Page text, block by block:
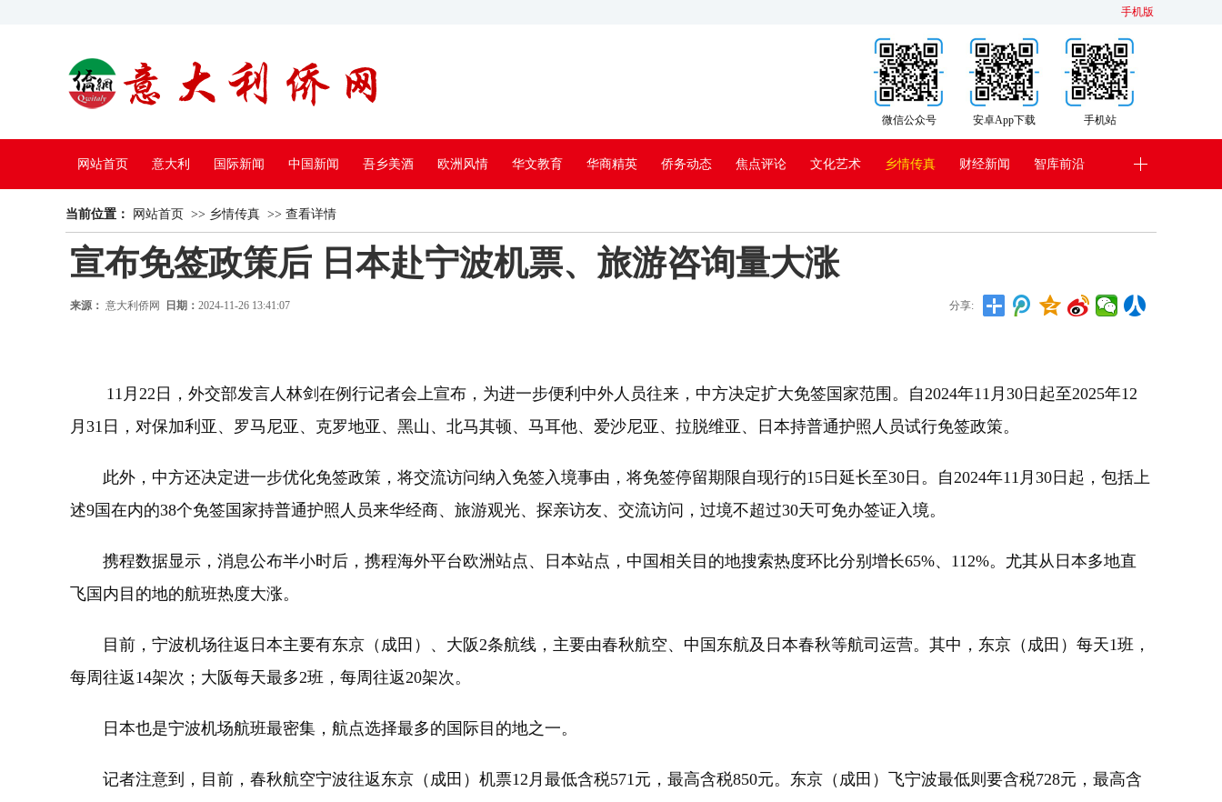
手机版
手机站
安卓App下载
微信公众号
网站首页 意大利 国际新闻 中国新闻 吾乡美酒 欧洲风情 华文教育 华商精英 侨务动态 焦点评论 文化艺术 乡情传真 财经新闻 智库前沿
中国电视
当前位置： 网站首页 >> 乡情传真 >> 查看详情
宣布免签政策后 日本赴宁波机票、旅游咨询量大涨
来源： 意大利侨网 日期： 2024-11-26 13:41:07 分享:
11月22日，外交部发言人林剑在例行记者会上宣布，为进一步便利中外人员往来，中方决定扩大免签国家范围。自2024年11月30日起至2025年12
月31日，对保加利亚、罗马尼亚、克罗地亚、黑山、北马其顿、马耳他、爱沙尼亚、拉脱维亚、日本持普通护照人员试行免签政策。
此外，中方还决定进一步优化免签政策，将交流访问纳入免签入境事由，将免签停留期限自现行的15日延长至30日。自2024年11月30日起，包括上
述9国在内的38个免签国家持普通护照人员来华经商、旅游观光、探亲访友、交流访问，过境不超过30天可免办签证入境。
携程数据显示，消息公布半小时后，携程海外平台欧洲站点、日本站点，中国相关目的地搜索热度环比分别增长65%、112%。尤其从日本多地直
飞国内目的地的航班热度大涨。
目前，宁波机场往返日本主要有东京（成田）、大阪2条航线，主要由春秋航空、中国东航及日本春秋等航司运营。其中，东京（成田）每天1班，
每周往返14架次；大阪每天最多2班，每周往返20架次。
日本也是宁波机场航班最密集，航点选择最多的国际目的地之一。
记者注意到，目前，春秋航空宁波往返东京（成田）机票12月最低含税571元，最高含税850元。东京（成田）飞宁波最低则要含税728元，最高含